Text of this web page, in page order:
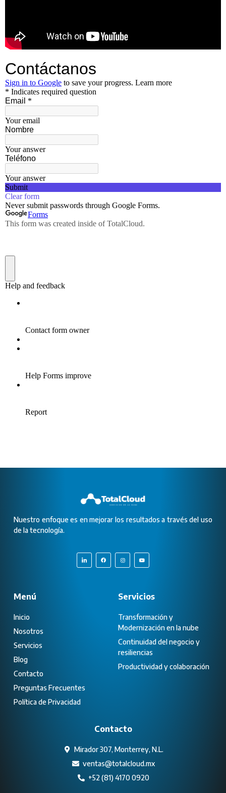
Nuestro enfoque es en mejorar los resultados a través del uso
de la tecnología.
Menú
Inicio
Nosotros
Servicios
Blog
Contacto
Preguntas Frecuentes
Política de Privacidad
Servicios
Transformación y
Modernización en la nube
Continuidad del negocio y
resiliencias
Productividad y colaboración
Contacto
Mirador 307, Monterrey, N.L.
ventas@totalcloud.mx
+52 (81) 4170 0920